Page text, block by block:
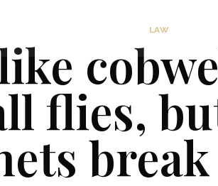
LAW
flies,